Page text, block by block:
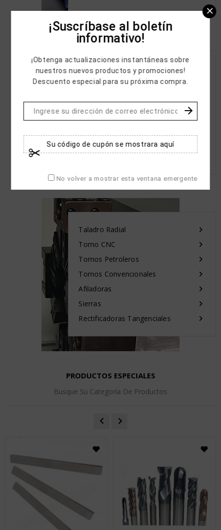
Fresadoras CNC
Copas
Visualizadores
Medición 
Taladro Radial 
Torno CNC 
Tornos Petroleros 
Tornos Convencionales 
Afiladoras 
Sierras 
Rectificadoras Tangenciales 
PRODUCTOS ESPECIALES
Busque Su Categoría De Productos

¡Suscríbase al boletín
informativo!
¡Obtenga actualizaciones instantáneas sobre
nuestros nuevos productos y promociones!
Descuento especial para su próxima compra.

Su código de cupón se mostrara aquí
No volver a mostrar esta ventana emergente